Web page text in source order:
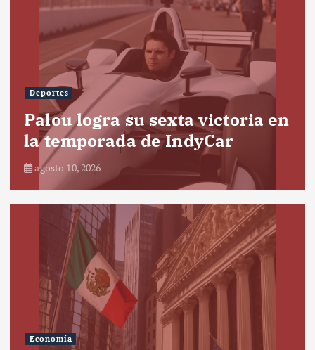
Deportes
Palou logra su sexta victoria en
la temporada de IndyCar
agosto 10, 2026
Economía